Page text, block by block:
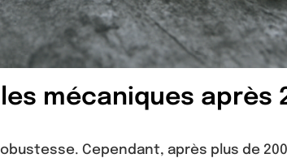
mécaniques après
Cependant, après plus de